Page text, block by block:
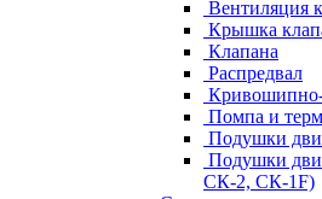
Вентиляция
Крышка
Клапана
Распредвал
Помпа и
Подушки
Подушки
СК-2, СК-1F)